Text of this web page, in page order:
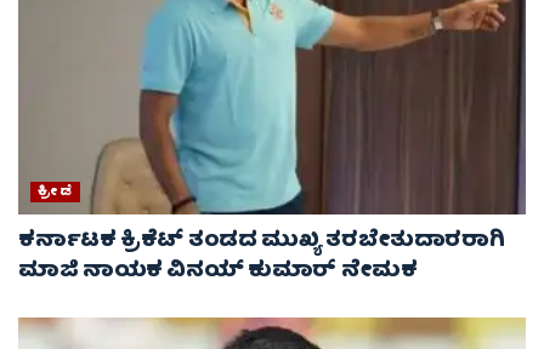
ಕ್ರೀಡೆ
ಕರ್ನಾಟಕ ಕ್ರಿಕೆಟ್ ತಂಡದ ಮುಖ್ಯ ತರಬೇತುದಾರರಾಗಿ
ಮಾಜಿ ನಾಯಕ ವಿನಯ್ ಕುಮಾರ್ ನೇಮಕ